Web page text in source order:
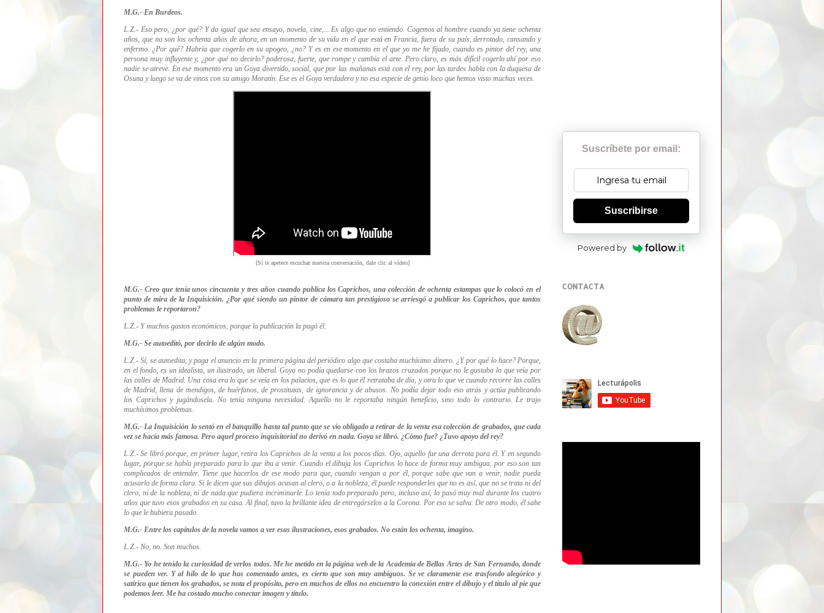
M.G.- En Burdeos.
L.Z.- Eso pero, ¿por qué? Y da igual que sea ensayo, novela, cine,... Es algo que no entiendo. Cogemos al hombre cuando ya tiene ochenta
años, que no son los ochenta años de ahora, en un momento de su vida en el que está en Francia, fuera de su país, derrotado, cansando y
enfermo. ¿Por qué? Habría que cogerlo en su apogeo, ¿no? Y es en ese momento en el que yo me he fijado, cuando es pintor del rey, una
persona muy influyente y, ¿por qué no decirlo? poderosa, fuerte, que rompe y cambia el arte. Pero claro, es más difícil cogerlo ahí por eso
nadie se atreve. En ese momento era un Goya divertido, social, que por las mañanas está conel rey, por las tardes habla con la duquesa de
Osuna y luego se va de vinos con su amigo Moratín. Ese es el Goya verdadero y no esa especie de genio loco que hemos visto muchas veces.
[Si te apetece escuchar nuestra conversación, dale clic al vídeo]
M.G.- Creo que tenía unos cincuenta y tres años cuando publica los Caprichos, una colección de ochenta estampas que lo colocó en el
punto de mira de la Inquisición. ¿Por qué siendo un pintor de cámara tan prestigioso se arriesgó a publicar los Caprichos, que tantos
problemas le reportaron?
L.Z.- Y muchos gastos económicos, porque la publicación la pagó él.
M.G.- Se autoeditó, por decirlo de algún modo.
L.Z.- Sí, se autoedita, y paga el anuncio en la primera página del periódico algo que costaba muchísimo dinero. ¿Y por qué lo hace? Porque,
en el fondo, es un idealista, un ilustrado, un liberal. Goya no podía quedarse con los brazos cruzados porque no le gustaba lo que veía por
las calles de Madrid. Una cosa era lo que se veía en los palacios, que es lo que él retrataba de día, y otra lo que ve cuando recorre las calles
de Madrid, llena de mendigos, de huérfanos, de prostitutas, de ignorancia y de abusos. No podía dejar todo eso atrás y actúa publicando
los Caprichos y jugándosela. No tenía ninguna necesidad. Aquello no le reportaba ningún beneficio, sino todo lo contrario. Le trajo
muchísimos problemas.
M.G.- La Inquisición lo sentó en el banquillo hasta tal punto que se vio obligado a retirar de la venta esa colección de grabados, que cada
vez se hacía más famosa. Pero aquel proceso inquisitorial no derivó en nada. Goya se libró. ¿Cómo fue? ¿Tuvo apoyo del rey?
L.Z.- Se libró porque, en primer lugar, retira los Caprichos de la venta a los pocos días. Ojo, aquello fue una derrota para él. Y en segundo
lugar, porque se había preparado para lo que iba a venir. Cuando el dibuja los Caprichos lo hace de forma muy ambigua, por eso son tan
complicados de entender. Tiene que hacerlos de ese modo para que, cuando vengan a por él, porque sabe que van a venir, nadie pueda
acusarlo de forma clara. Si le dicen que sus dibujos acusan al clero, o a la nobleza, él puede responderles que no es así, que no se trata ni del
clero, ni de la nobleza, ni de nada que pudiera incriminarle. Lo tenía todo preparado pero, incluso así, lo pasó muy mal durante los cuatro
años que tuvo esos grabados en su casa. Al final, tuvo la brillante idea de entregárselos a la Corona. Por eso se salva. De otro modo, él sabe
lo que le hubiera pasado.
M.G.- Entre los capítulos de la novela vamos a ver esas ilustraciones, esos grabados. No están los ochenta, imagino.
L.Z.- No, no. Son muchos.
M.G.- Yo he tenido la curiosidad de verlos todos. Me he metido en la página web de la Academia de Bellas Artes de San Fernando, donde
se pueden ver. Y al hilo de lo que has comentado antes, es cierto que son muy ambiguos. Se ve claramente ese trasfondo alegórico y
satírico que tienen los grabados, se nota el propósito, pero en muchos de ellos no encuentro la conexión entre el dibujo y el título al pie que
podemos leer. Me ha costado mucho conectar imagen y título.
Suscríbete por email:
Suscribirse
Powered by
CONTACTA